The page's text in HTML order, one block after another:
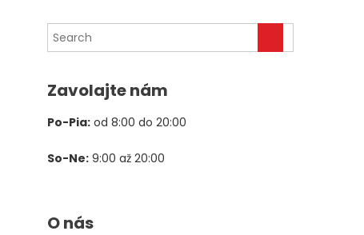
bola:
je:
Zavolajte nám
Po-Pia: od 8:00 do 20:00
So-Ne: 9:00 až 20:00
O nás